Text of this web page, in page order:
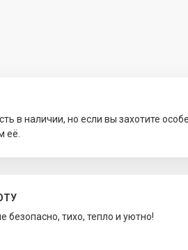
в наличии, но если вы захотите
её.
безопасно, тихо, тепло и уютно!